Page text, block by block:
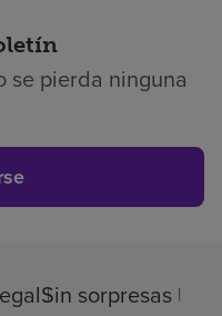
se pierda ninguna
Sin sorpresas